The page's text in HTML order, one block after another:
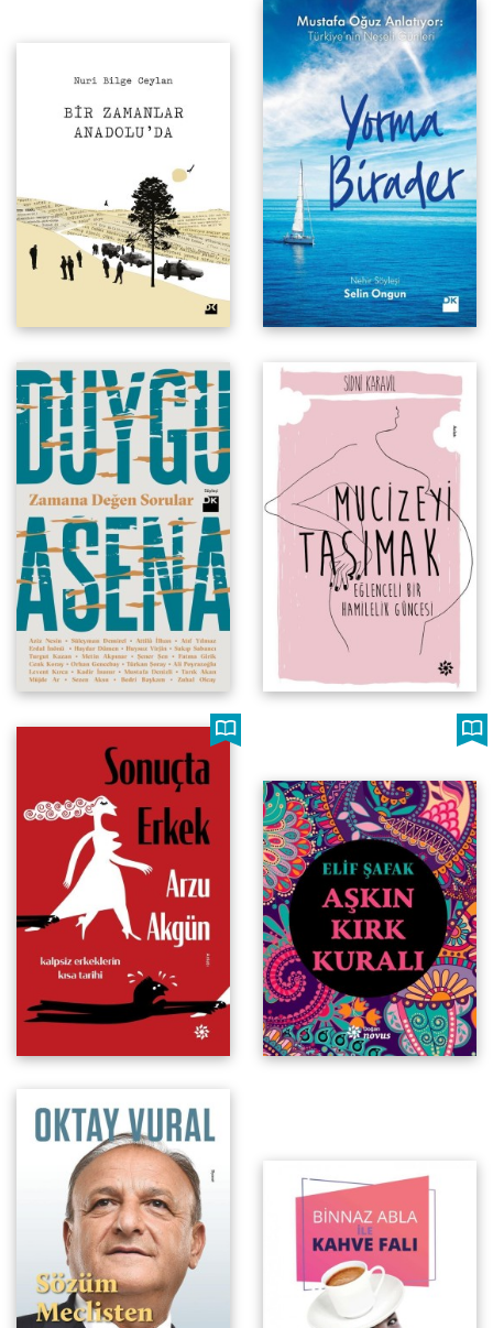
Mustafa Oğuz Anlatıyor:
Türkiye'nin Neşeli Günleri
Türkiye Dünya ve Milliyetçi
Duruş